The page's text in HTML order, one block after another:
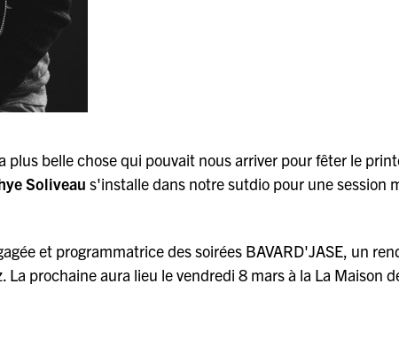
belle chose qui pouvait nous arriver pour fêter le
Soliveau s'installe dans notre sutdio pour une session
et programmatrice des soirées BAVARD'JASE, un
prochaine aura lieu le vendredi 8 mars à la La Maison